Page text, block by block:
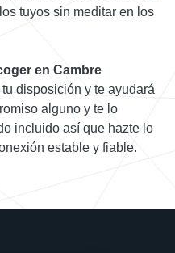
tuyos sin meditar en los
en Cambre
disposición y te ayudará
alguno y te lo
incluido así que hazte lo
estable y fiable.